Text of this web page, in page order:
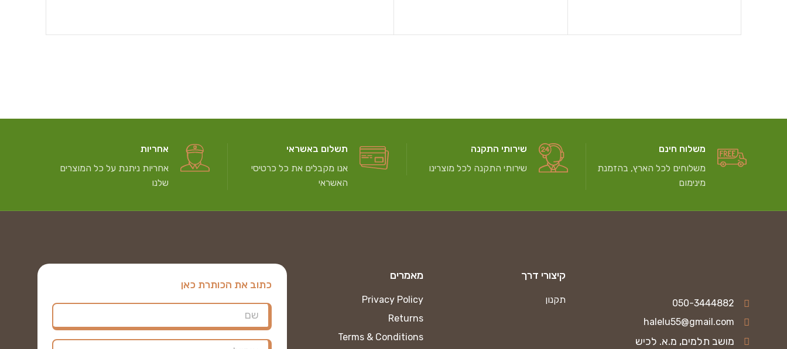
משלוח חינם
משלוחים לכל הארץ, בהזמנת
מינימום
שירותי התקנה
שירותי התקנה לכל מוצרינו
תשלום באשראי
אנו מקבלים את כל כרטיסי
האשראי
אחריות
אחריות ניתנת על כל המוצרים
שלנו
050-3444882
halelu55@gmail.com
מושב תלמים, מ.א. לכיש
קיצורי דרך
תקנון
מאמרים
Privacy Policy
Returns
Terms & Conditions
כתוב את הכותרת כאן